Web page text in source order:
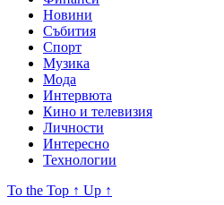
Новини
Събития
Спорт
Музика
Мода
Интервюта
Кино и телевизия
Личности
Интересно
Технологии
To the Top ↑ Up ↑